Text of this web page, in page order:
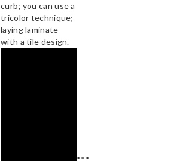
curb; you can use a
tricolor technique;
laying laminate
with a tile design.